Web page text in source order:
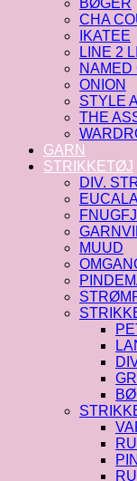
BØGER
CHA
IKATEE
LINE 2
NAMED
ONION
STYLE
THE
GARN
STRIKKETØJ
DIV.
MUUD